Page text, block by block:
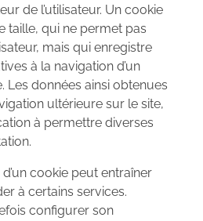
de l’utilisateur. Un cookie
taille, qui ne permet pas
mais qui enregistre
à la navigation d’un
Les données ainsi obtenues
ultérieure sur le site,
à permettre diverses
cookie peut entraîner
à certains services.
configurer son